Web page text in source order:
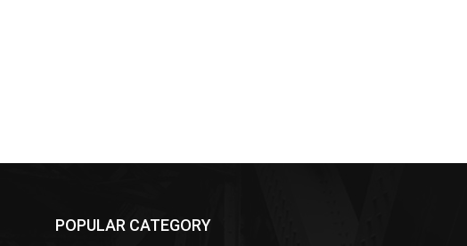
POPULAR CATEGORY